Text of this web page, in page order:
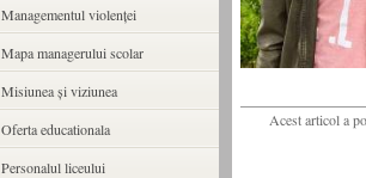
Acest articol a
Managementul violenței
Mapa managerului scolar
Misiunea şi viziunea
Oferta educationala
Personalul liceului